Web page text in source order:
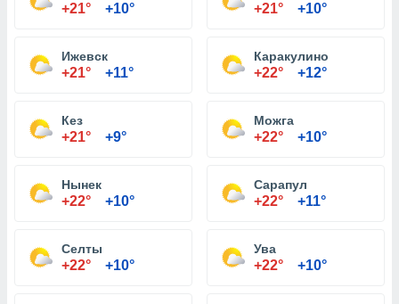
+21° +10° +21° +10°
Ижевск
+21° +11°
Каракулино
+22° +12°
Кез
+21° +9°
Можга
+22° +10°
Нынек
+22° +10°
Сарапул
+22° +11°
Селты
+22° +10°
Ува
+22° +10°